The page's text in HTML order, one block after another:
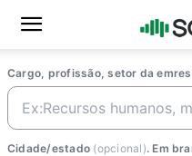
Cargo, profissão, setor da
Cidade/estado (opcional). Em